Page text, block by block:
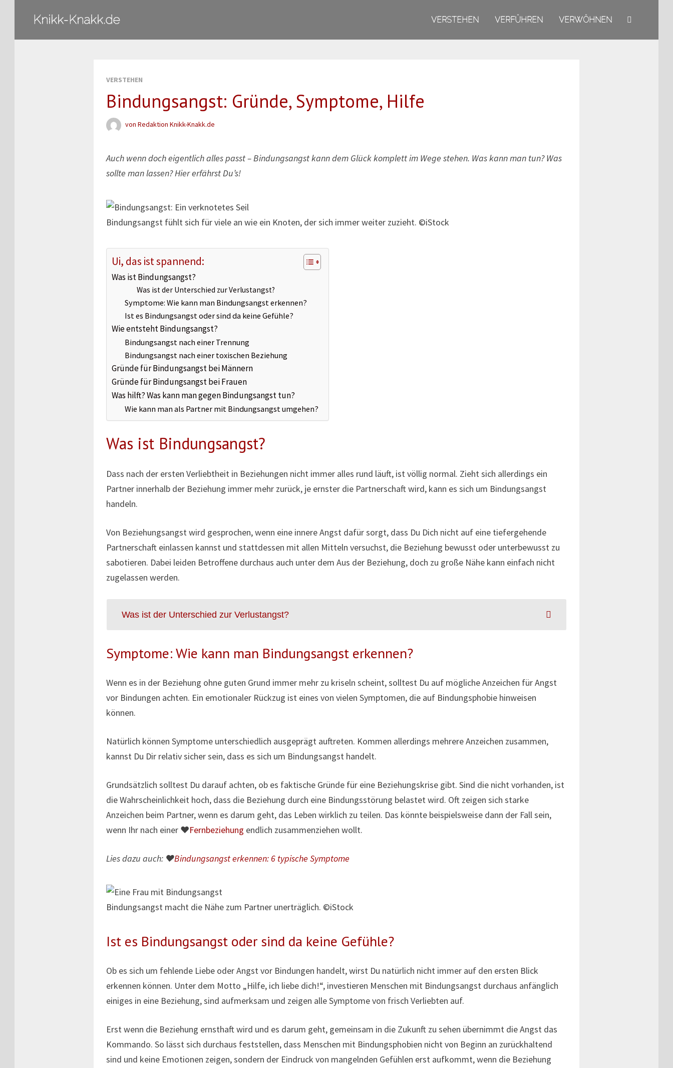
InhaltKnikk-Knakk.de VERSTEHEN VERFÜHREN VERWÖHNEN
VERSTEHEN
Bindungsangst: Gründe, Symptome, Hilfe
von Redaktion Knikk-Knakk.de
Auch wenn doch eigentlich alles passt – Bindungsangst kann dem Glück komplett im Wege stehen. Was kann man tun? Was
sollte man lassen? Hier erfährst Du’s!
Bindungsangst fühlt sich für viele an wie ein Knoten, der sich immer weiter zuzieht. ©iStock
Ui, das ist spannend:
Was ist Bindungsangst?
Was ist der Unterschied zur Verlustangst?
Symptome: Wie kann man Bindungsangst erkennen?
Ist es Bindungsangst oder sind da keine Gefühle?
Wie entsteht Bindungsangst?
Bindungsangst nach einer Trennung
Bindungsangst nach einer toxischen Beziehung
Gründe für Bindungsangst bei Männern
Gründe für Bindungsangst bei Frauen
Was hilft? Was kann man gegen Bindungsangst tun?
Wie kann man als Partner mit Bindungsangst umgehen?
Was ist Bindungsangst?
Dass nach der ersten Verliebtheit in Beziehungen nicht immer alles rund läuft, ist völlig normal. Zieht sich allerdings ein
Partner innerhalb der Beziehung immer mehr zurück, je ernster die Partnerschaft wird, kann es sich um Bindungsangst
handeln.
Von Beziehungsangst wird gesprochen, wenn eine innere Angst dafür sorgt, dass Du Dich nicht auf eine tiefergehende
Partnerschaft einlassen kannst und stattdessen mit allen Mitteln versuchst, die Beziehung bewusst oder unterbewusst zu
sabotieren. Dabei leiden Betroffene durchaus auch unter dem Aus der Beziehung, doch zu große Nähe kann einfach nicht
zugelassen werden.
Was ist der Unterschied zur Verlustangst?
Symptome: Wie kann man Bindungsangst erkennen?
Wenn es in der Beziehung ohne guten Grund immer mehr zu kriseln scheint, solltest Du auf mögliche Anzeichen für Angst
vor Bindungen achten. Ein emotionaler Rückzug ist eines von vielen Symptomen, die auf Bindungsphobie hinweisen
können.
Natürlich können Symptome unterschiedlich ausgeprägt auftreten. Kommen allerdings mehrere Anzeichen zusammen,
kannst Du Dir relativ sicher sein, dass es sich um Bindungsangst handelt.
Grundsätzlich solltest Du darauf achten, ob es faktische Gründe für eine Beziehungskrise gibt. Sind die nicht vorhanden, ist
die Wahrscheinlichkeit hoch, dass die Beziehung durch eine Bindungsstörung belastet wird. Oft zeigen sich starke
Anzeichen beim Partner, wenn es darum geht, das Leben wirklich zu teilen. Das könnte beispielsweise dann der Fall sein,
wenn Ihr nach einer ♥Fernbeziehung endlich zusammenziehen wollt.
Lies dazu auch: ♥Bindungsangst erkennen: 6 typische Symptome
Bindungsangst macht die Nähe zum Partner unerträglich. ©iStock
Ist es Bindungsangst oder sind da keine Gefühle?
Ob es sich um fehlende Liebe oder Angst vor Bindungen handelt, wirst Du natürlich nicht immer auf den ersten Blick
erkennen können. Unter dem Motto „Hilfe, ich liebe dich!“, investieren Menschen mit Bindungsangst durchaus anfänglich
einiges in eine Beziehung, sind aufmerksam und zeigen alle Symptome von frisch Verliebten auf.
Erst wenn die Beziehung ernsthaft wird und es darum geht, gemeinsam in die Zukunft zu sehen übernimmt die Angst das
Kommando. So lässt sich durchaus feststellen, dass Menschen mit Bindungsphobien nicht von Beginn an zurückhaltend
sind und keine Emotionen zeigen, sondern der Eindruck von mangelnden Gefühlen erst aufkommt, wenn die Beziehung